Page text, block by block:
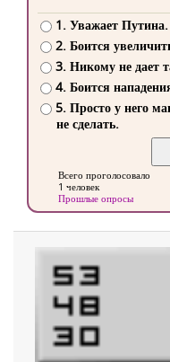
1. Уважает Путина.
2. Боится
3. Никому не дает
4. Боится
5. Просто у него
не сделать.
Всего проголосовало
1 человек
Прошлые опросы